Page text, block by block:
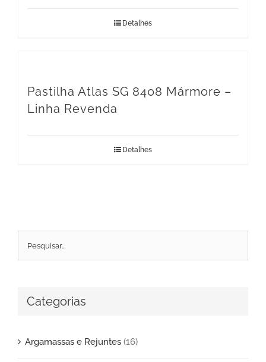
Detalhes
Pastilha Atlas SG 8408 Mármore –
Linha Revenda
Detalhes
Categorias
Argamassas e Rejuntes (16)